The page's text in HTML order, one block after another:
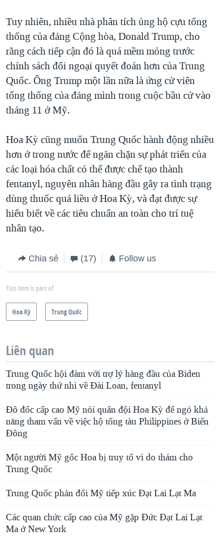
Tuy nhiên, nhiều nhà phân tích ủng hộ cựu tổng
thống của đảng Cộng hòa, Donald Trump, cho
rằng cách tiếp cận đó là quá mềm mỏng trước
chính sách đối ngoại quyết đoán hơn của Trung
Quốc. Ông Trump một lần nữa là ứng cử viên
tổng thống của đảng mình trong cuộc bầu cử vào
tháng 11 ở Mỹ.
Hoa Kỳ cũng muốn Trung Quốc hành động nhiều
hơn ở trong nước để ngăn chặn sự phát triển của
các loại hóa chất có thể được chế tạo thành
fentanyl, nguyên nhân hàng đầu gây ra tình trạng
dùng thuốc quá liều ở Hoa Kỳ, và đạt được sự
hiểu biết về các tiêu chuẩn an toàn cho trí tuệ
nhân tạo.
Chia sẻ (17) Follow us
This item is part of
Hoa Kỳ Trung Quốc
Liên quan
Trung Quốc hội đàm với trợ lý hàng đầu của Biden
trong ngày thứ nhì về Đài Loan, fentanyl
Đô đốc cấp cao Mỹ nói quân đội Hoa Kỳ để ngỏ khả
năng tham vấn về việc hộ tống tàu Philippines ở Biển
Đông
Một người Mỹ gốc Hoa bị truy tố vì do thám cho
Trung Quốc
Trung Quốc phản đối Mỹ tiếp xúc Đạt Lai Lạt Ma
Các quan chức cấp cao của Mỹ gặp Đức Đạt Lai Lạt
Ma ở New York